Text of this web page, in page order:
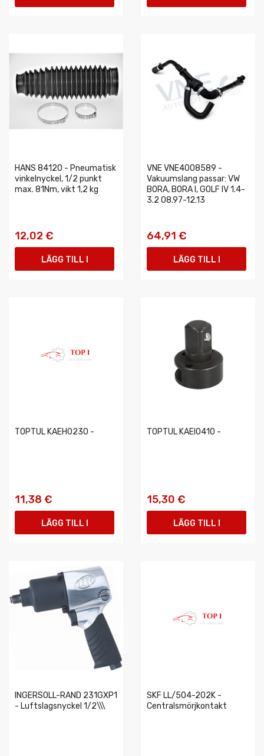
HANS 84120 - Pneumatisk
vinkelnyckel, 1/2 punkt
max. 81Nm, vikt 1,2 kg
12,02 €
LÄGG TILL I
VNE VNE4008589 -
Vakuumslang passar: VW
BORA, BORA I, GOLF IV 1.4-
3.2 08.97-12.13
64,91 €
LÄGG TILL I
TOPTUL KAEH0230 -
11,38 €
LÄGG TILL I
TOPTUL KAEI0410 -
15,30 €
LÄGG TILL I
INGERSOLL-RAND 231GXP1
- Luftslagsnyckel 1/2\\\
SKF LL/504-202K -
Centralsmörjkontakt